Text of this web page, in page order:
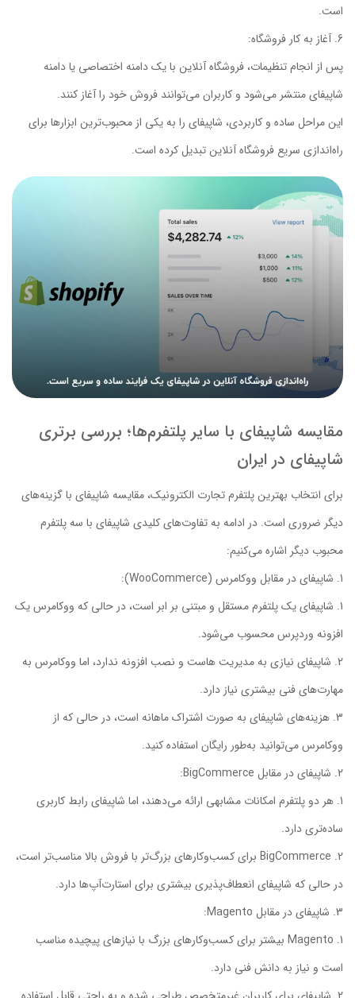
است.
آغاز به کار فروشگاه:
پس از انجام تنظیمات، فروشگاه آنلاین با یک دامنه اختصاصی یا دامنه
شاپیفای منتشر می‌شود و کاربران می‌توانند فروش خود را آغاز کنند.
این مراحل ساده و کاربردی، شاپیفای را به یکی از محبوب‌ترین ابزارها برای
راه‌اندازی سریع فروشگاه آنلاین تبدیل کرده است.
مقایسه شاپیفای با سایر پلتفرم‌ها؛ بررسی برتری
شاپیفای در ایران
برای انتخاب بهترین پلتفرم تجارت الکترونیک، مقایسه شاپیفای با گزینه‌های
دیگر ضروری است. در ادامه به تفاوت‌های کلیدی شاپیفای با سه پلتفرم
محبوب دیگر اشاره می‌کنیم:
شاپیفای در مقابل ووکامرس (WooCommerce):
شاپیفای یک پلتفرم مستقل و مبتنی بر ابر است، در حالی که ووکامرس یک
افزونه وردپرس محسوب می‌شود.
شاپیفای نیازی به مدیریت هاست و نصب افزونه ندارد، اما ووکامرس به
مهارت‌های فنی بیشتری نیاز دارد.
هزینه‌های شاپیفای به صورت اشتراک ماهانه است، در حالی که از
ووکامرس می‌توانید به‌طور رایگان استفاده کنید.
شاپیفای در مقابل BigCommerce:
هر دو پلتفرم امکانات مشابهی ارائه می‌دهند، اما شاپیفای رابط کاربری
ساده‌تری دارد.
BigCommerce برای کسب‌وکارهای بزرگ‌تر با فروش بالا مناسب‌تر است،
در حالی که شاپیفای انعطاف‌پذیری بیشتری برای استارت‌آپ‌ها دارد.
شاپیفای در مقابل Magento:
Magento بیشتر برای کسب‌وکارهای بزرگ با نیازهای پیچیده مناسب
است و نیاز به دانش فنی دارد.